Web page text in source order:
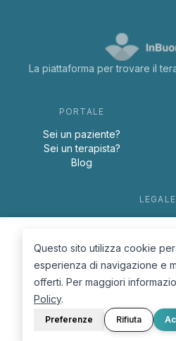
La piattaforma per trovare il
PORTALE
Sei un paziente?
Sei un terapista?
Blog
LEGALE
Cookie
Questo sito utilizza cookie
esperienza di navigazione e
offerti. Per maggiori
Policy.
Preferenze Rifiuta